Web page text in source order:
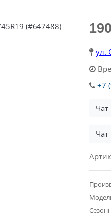
ул.
+7
Чат
Чат